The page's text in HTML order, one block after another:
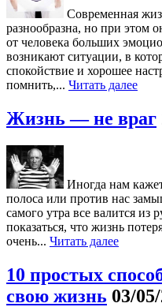
Современная
разнообразна, но при этом
от человека больших
возникают ситуации, в
спокойствие и хорошее
помнить,... Читать далее
Жизнь — не враг
Иногда нам
полоса или против нас
самого утра все валится из
показаться, что жизнь
очень... Читать далее
10 простых
свою жизнь 03/